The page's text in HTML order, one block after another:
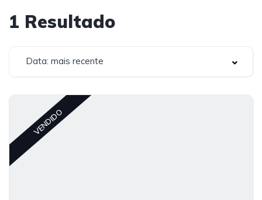
1 Resultado
Data: mais recente
VENDIDO